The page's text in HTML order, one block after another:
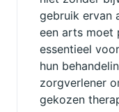
gebruik ervan
een arts moet
essentieel
hun
zorgverlener
gekozen